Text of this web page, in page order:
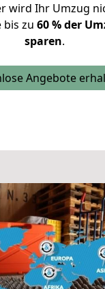
wird Ihr Umzug
bis zu 60 % der
sparen.
Angebote